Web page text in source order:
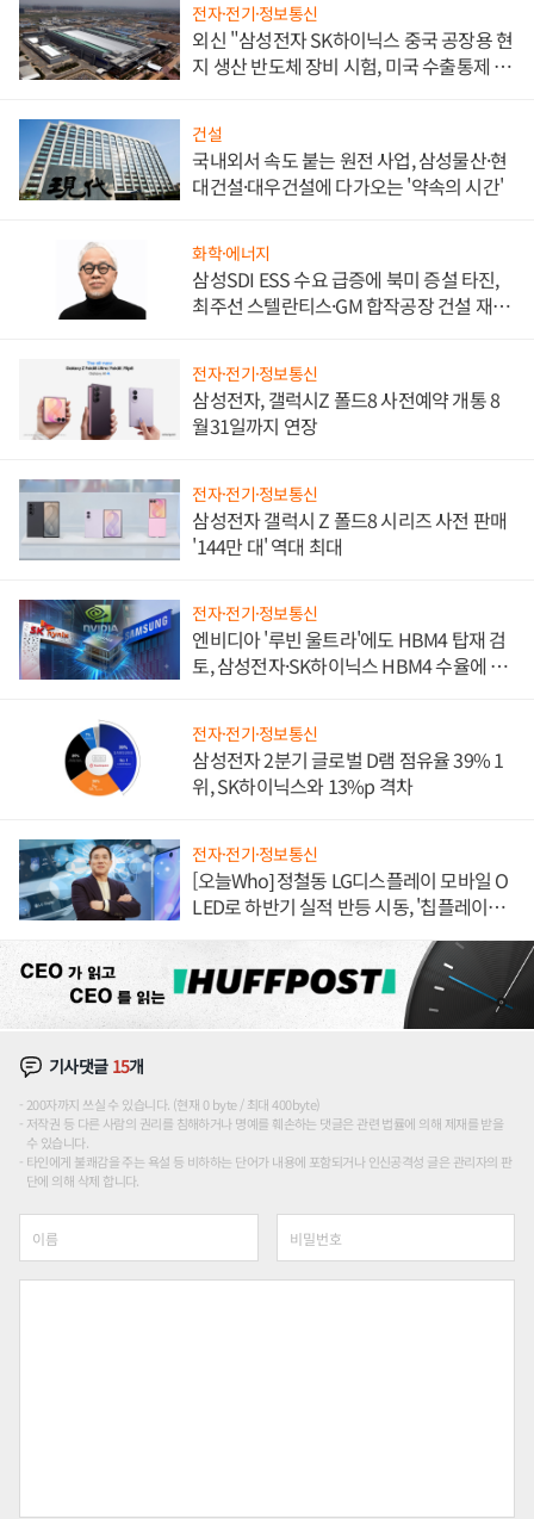
전자·전기·정보통신
외신 "삼성전자 SK하이닉스 중국 공장용 현
지 생산 반도체 장비 시험, 미국 수출통제 대
건설
국내외서 속도 붙는 원전 사업, 삼성물산·현
대건설·대우건설에 다가오는 '약속의 시간'
화학·에너지
삼성SDI ESS 수요 급증에 북미 증설 타진,
최주선 스텔란티스·GM 합작공장 건설 재추
전자·전기·정보통신
삼성전자, 갤럭시Z 폴드8 사전예약 개통 8
월31일까지 연장
전자·전기·정보통신
삼성전자 갤럭시 Z 폴드8 시리즈 사전 판매
'144만 대' 역대 최대
전자·전기·정보통신
엔비디아 '루빈 울트라'에도 HBM4 탑재 검
토, 삼성전자·SK하이닉스 HBM4 수율에 주
전자·전기·정보통신
삼성전자 2분기 글로벌 D램 점유율 39% 1
위, SK하이닉스와 13%p 격차
전자·전기·정보통신
[오늘Who] 정철동 LG디스플레이 모바일 O
LED로 하반기 실적 반등 시동, '칩플레이
기사댓글 15개
200자까지 쓰실 수 있습니다. (현재 0 byte / 최대 400byte)
저작권 등 다른 사람의 권리를 침해하거나 명예를 훼손하는 댓글은 관련 법률에 의해 제재를 받을
수 있습니다.
타인에게 불쾌감을 주는 욕설 등 비하하는 단어가 내용에 포함되거나 인신공격성 글은 관리자의 판
단에 의해 삭제 합니다.